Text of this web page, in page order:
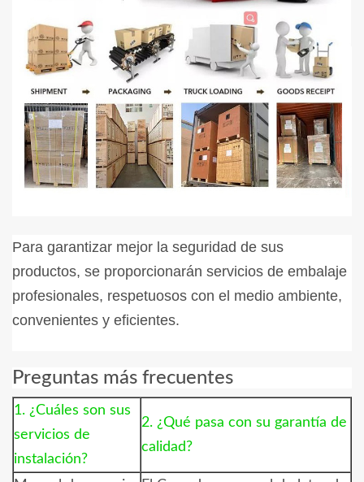
Para garantizar mejor la seguridad de sus
productos, se proporcionarán servicios de embalaje
profesionales, respetuosos con el medio ambiente,
convenientes y eficientes.
Preguntas más frecuentes
1. ¿Cuáles son sus
servicios de
instalación?
2. ¿Qué pasa con su garantía de
calidad?